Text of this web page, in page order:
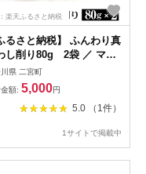
楽天ふるさと納税
るさと納税】 ふんわり真
し削り80g 2袋 ／ マイ
削り節 送料無料 神奈川
特産品 だし用 乾物 料理素
味豊か 雑炊 和食 おつま
常温保存 魚介 ふんわり 高
県 二宮町
額: 5,000円
5.0 （1件）
1サイトで掲載中